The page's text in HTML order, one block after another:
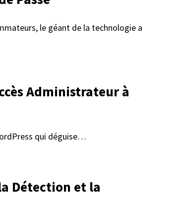
le géant de la technologie a
Administrateur à
qui déguise…
Détection et la